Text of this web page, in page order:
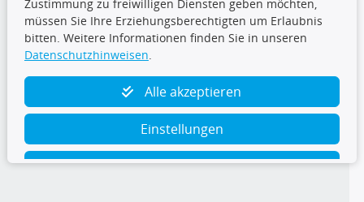
TecDoc Inside
Zustimmung zu freiwilligen Diensten geben möchten,
müssen Sie Ihre Erziehungsberechtigten um Erlaubnis
bitten. Weitere Informationen finden Sie in unseren
Datenschutzhinweisen.
Alle akzeptieren
Einstellungen
Ablehnen